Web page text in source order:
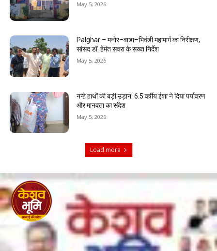
May 5, 2026
Palghar – मनोर–वाडा–भिवंडी महामार्ग का निरीक्षण,
सांसद डॉ. हेमंत सवरा के सख्त निर्देश
May 5, 2026
नन्हे हाथों की बड़ी उड़ान: 6.5 वर्षीय ईशा ने दिया पर्यावरण
और मानवता का संदेश
May 5, 2026
Load more